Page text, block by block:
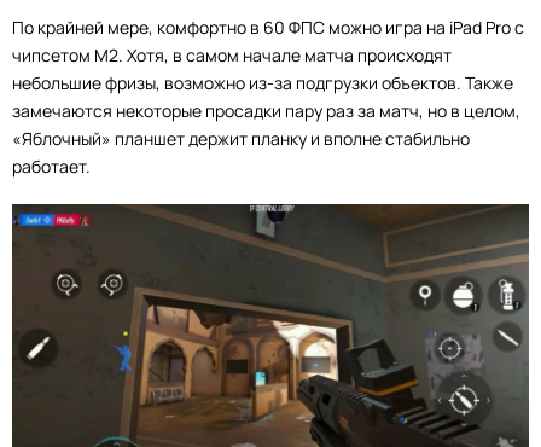
По крайней мере, комфортно в 60 ФПС можно игра на iPad Pro с
чипсетом M2. Хотя, в самом начале матча происходят
небольшие фризы, возможно из-за подгрузки объектов. Также
замечаются некоторые просадки пару раз за матч, но в целом,
«Яблочный» планшет держит планку и вполне стабильно
работает.